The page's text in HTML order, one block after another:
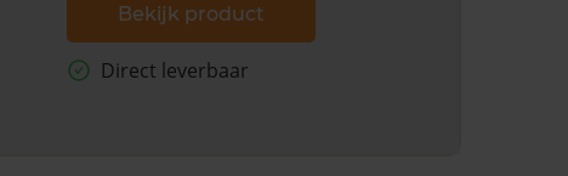
Bekijk product
Direct leverbaar